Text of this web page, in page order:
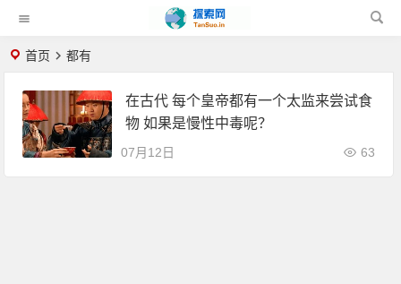
首页 都有
在古代 每个皇帝都有一个太监来尝试食
物 如果是慢性中毒呢？
07月12日 63